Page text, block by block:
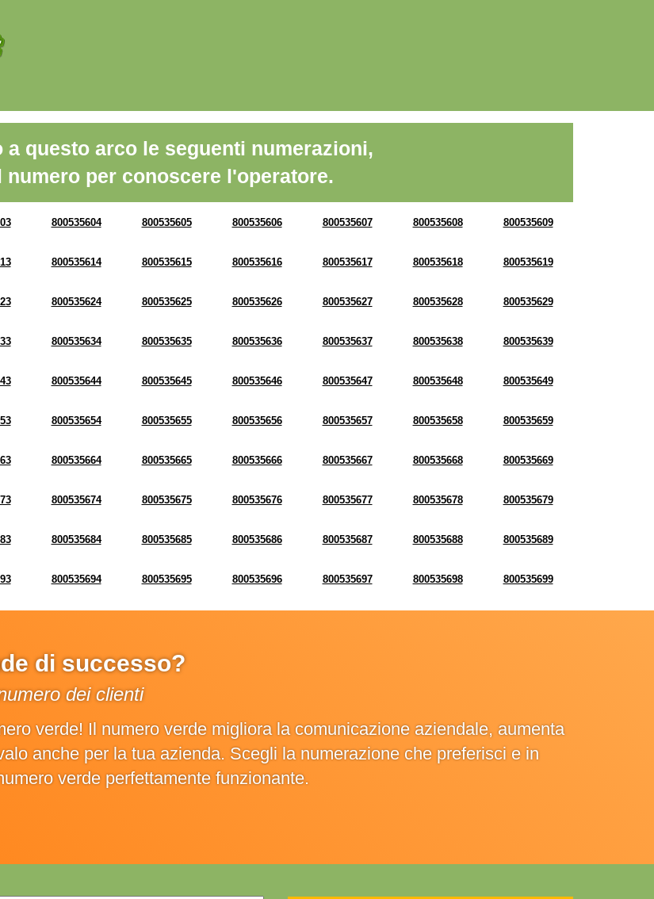
a questo arco le seguenti numerazioni,
numero per conoscere l'operatore.
800535604 800535605 800535606 800535607 800535608 800535609
800535614 800535615 800535616 800535617 800535618 800535619
800535624 800535625 800535626 800535627 800535628 800535629
800535634 800535635 800535636 800535637 800535638 800535639
800535644 800535645 800535646 800535647 800535648 800535649
800535654 800535655 800535656 800535657 800535658 800535659
800535664 800535665 800535666 800535667 800535668 800535669
800535674 800535675 800535676 800535677 800535678 800535679
800535684 800535685 800535686 800535687 800535688 800535689
800535694 800535695 800535696 800535697 800535698 800535699
di successo?
dei clienti
verde! Il numero verde migliora la comunicazione aziendale, aumenta
anche per la tua azienda. Scegli la numerazione che preferisci e in
verde perfettamente funzionante.